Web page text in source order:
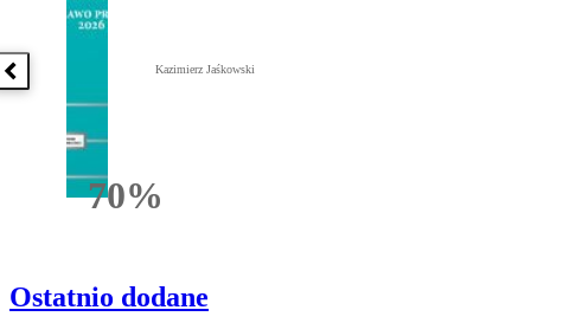
Poprzednia książka
70%Rabatu
Kazimierz Jaśkowski
Ostatnio dodane